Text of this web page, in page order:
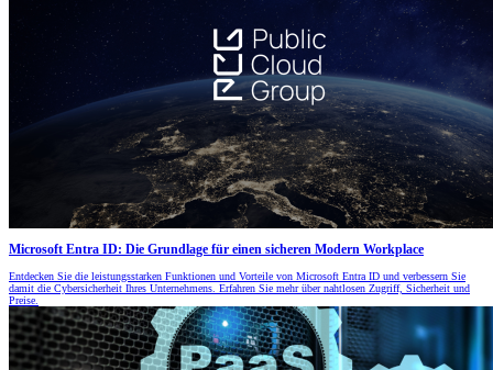
Microsoft Entra ID: Die Grundlage für einen sicheren Modern Workplace
Entdecken Sie die leistungsstarken Funktionen und Vorteile von Microsoft Entra ID und verbessern Sie
damit die Cybersicherheit Ihres Unternehmens. Erfahren Sie mehr über nahtlosen Zugriff, Sicherheit und
Preise.